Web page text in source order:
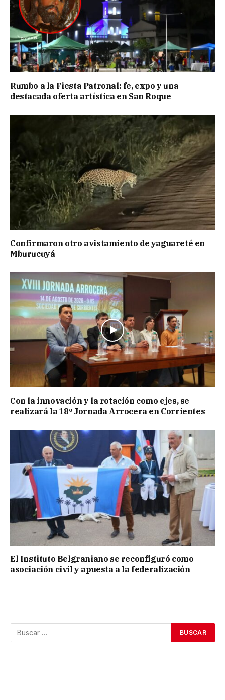
Rumbo a la Fiesta Patronal: fe, expo y una
destacada oferta artística en San Roque
Confirmaron otro avistamiento de yaguareté en
Mburucuyá
Con la innovación y la rotación como ejes, se
realizará la 18º Jornada Arrocera en Corrientes
El Instituto Belgraniano se reconfiguró como
asociación civil y apuesta a la federalización